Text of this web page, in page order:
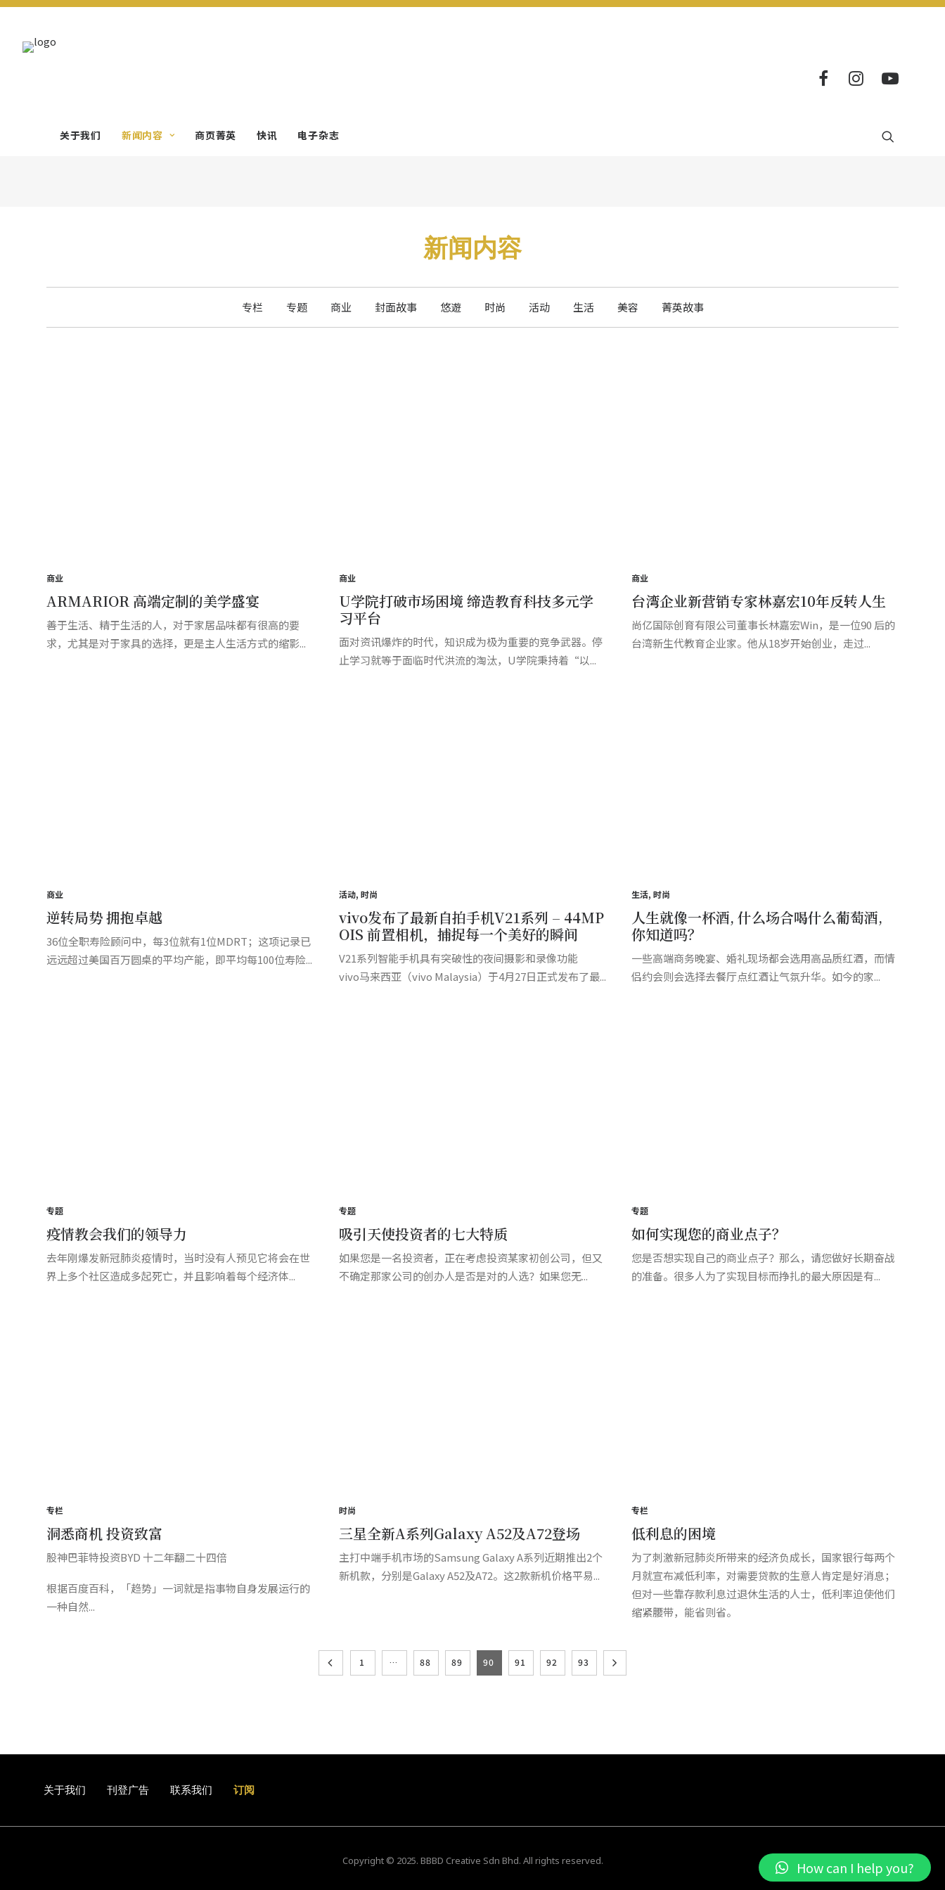
关于我们 新闻内容 商页菁英 快讯 电子杂志
新闻内容
专栏 专题 商业 封面故事 悠遊 时尚 活动 生活 美容 菁英故事
商业
ARMARIOR 高端定制的美学盛宴
善于生活、精于生活的人，对于家居品味都有很高的要
求，尤其是对于家具的选择，更是主人生活方式的缩影...
商业
U学院打破市场困境 缔造教育科技多元学
习平台
面对资讯爆炸的时代，知识成为极为重要的竞争武器。停
止学习就等于面临时代洪流的淘汰，U学院秉持着“以...
商业
台湾企业新营销专家林嘉宏10年反转人生
尚亿国际创育有限公司董事长林嘉宏Win，是一位90 后的
台湾新生代教育企业家。他从18岁开始创业，走过...
商业
逆转局势 拥抱卓越
36位全职寿险顾问中，每3位就有1位MDRT；这项记录已
远远超过美国百万圆桌的平均产能，即平均每100位寿险...
活动, 时尚
vivo发布了最新自拍手机V21系列 – 44MP
OIS 前置相机，捕捉每一个美好的瞬间
V21系列智能手机具有突破性的夜间摄影和录像功能
vivo马来西亚（vivo Malaysia）于4月27日正式发布了最...
生活, 时尚
人生就像一杯酒, 什么场合喝什么葡萄酒,
你知道吗？
一些高端商务晚宴、婚礼现场都会选用高品质红酒，而情
侣约会则会选择去餐厅点红酒让气氛升华。如今的家...
专题
疫情教会我们的领导力
去年刚爆发新冠肺炎疫情时，当时没有人预见它将会在世
界上多个社区造成多起死亡，并且影响着每个经济体...
专题
吸引天使投资者的七大特质
如果您是一名投资者，正在考虑投资某家初创公司，但又
不确定那家公司的创办人是否是对的人选？如果您无...
专题
如何实现您的商业点子？
您是否想实现自己的商业点子？那么，请您做好长期奋战
的准备。很多人为了实现目标而挣扎的最大原因是有...
专栏
洞悉商机 投资致富
股神巴菲特投资BYD 十二年翻二十四倍
根据百度百科，「趋势」一词就是指事物自身发展运行的
一种自然...
时尚
三星全新A系列Galaxy A52及A72登场
主打中端手机市场的Samsung Galaxy A系列近期推出2个
新机款，分别是Galaxy A52及A72。这2款新机价格平易...
专栏
低利息的困境
为了刺激新冠肺炎所带来的经济负成长，国家银行每两个
月就宣布减低利率，对需要贷款的生意人肯定是好消息；
但对一些靠存款利息过退休生活的人士，低利率迫使他们
缩紧腰带，能省则省。
1 … 88 89 90 91 92 93
关于我们 刊登广告 联系我们 订阅
Copyright © 2025. BBBD Creative Sdn Bhd. All rights reserved. How can I help you?